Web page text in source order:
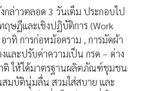
ล่าวตลอด 3 วันเต็ม ประกอบไป
ฤษฏีและเชิงปฏิบัติการ (Work
ทิ การก่อหม้อคราม , การมัดผ้า
และปรับค่าความเป็น กรด – ด่าง
ติ ให้ได้มาตรฐานผลิตภัณฑ์ชุมชน
มบัตินุ่มลื่น สวมใส่สบาย และ